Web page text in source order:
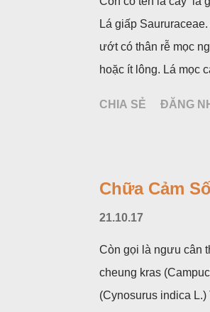
Lá giấp
ướt có thân rễ mọc
hoặc ít lông. Lá mọc
CHIA SẺ ĐĂNG
Chữa Cảm
21.10.17
Còn gọi là ngưu cân
cheung kras
(Cynosurus indica